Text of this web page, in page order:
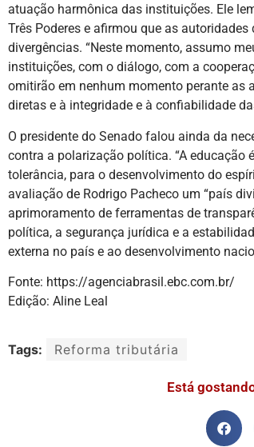
atuação harmônica das instituições. Ele
Três Poderes e afirmou que as
divergências. “Neste momento, assumo
instituições, com o diálogo, com a
omitirão em nenhum momento perante as
diretas e à integridade e à confiabilidade
O presidente do Senado falou ainda da
contra a polarização política. “A educação
tolerância, para o desenvolvimento do
avaliação de Rodrigo Pacheco um “país
aprimoramento de ferramentas de
política, a segurança jurídica e a
externa no país e ao desenvolvimento
Fonte: https://agenciabrasil.ebc.com.br/
Edição: Aline Leal
Tags: Reforma tributária
Está